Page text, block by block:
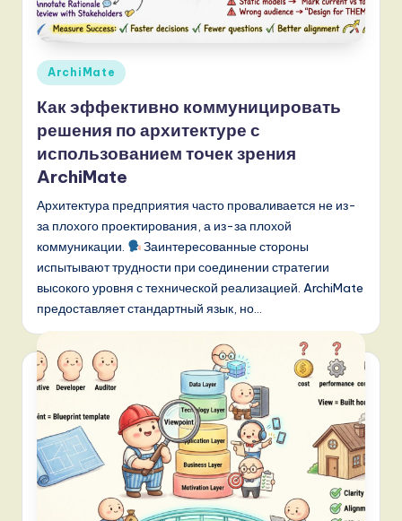
si
a
n
-
L
a
t
e
s
t
T
r
e
n
d
s
Опубликовано
ArchiMate
Как эффективно коммуницировать
решения по архитектуре с
использованием точек зрения
ArchiMate
Архитектура предприятия часто проваливается не из-
за плохого проектирования, а из-за плохой
коммуникации.
Заинтересованные стороны
испытывают трудности при соединении стратегии
высокого уровня с технической реализацией. ArchiMate
предоставляет стандартный язык, но…